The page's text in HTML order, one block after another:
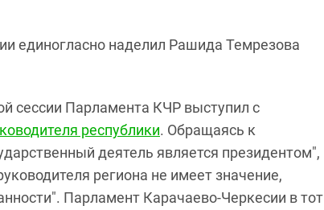
единогласно наделил Рашида Темрезова
сессии Парламента КЧР выступил с
республики. Обращаясь к
деятель является президентом",
региона не имеет значение,
Парламент Карачаево-Черкесии в тот